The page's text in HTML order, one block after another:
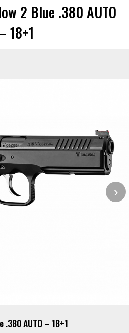
2 Blue .380 AUTO
18+1
›
.380 AUTO – 18+1